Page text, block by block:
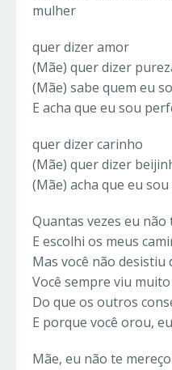
mulher
quer dizer amor
(Mãe) quer dizer
(Mãe) sabe quem eu
E acha que eu sou
quer dizer carinho
(Mãe) quer dizer
(Mãe) acha que eu sou
Quantas vezes eu não
E escolhi os meus
Mas você não desistiu
Você sempre viu
Do que os outros
E porque você orou,
Mãe, eu não te mereço